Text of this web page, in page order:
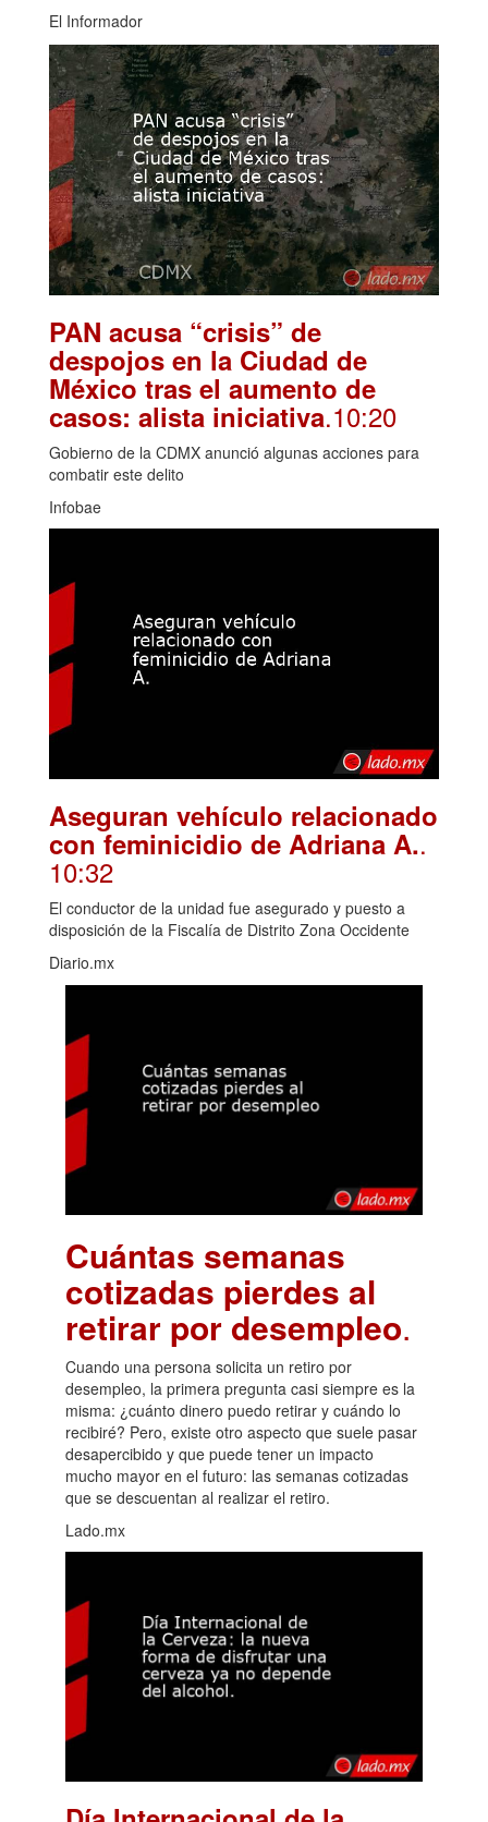
El Informador
PAN acusa “crisis” de
despojos en la Ciudad de
México tras el aumento de
casos: alista iniciativa.10:20
Gobierno de la CDMX anunció algunas acciones para
combatir este delito
Infobae
Aseguran vehículo relacionado
con feminicidio de Adriana A..
10:32
El conductor de la unidad fue asegurado y puesto a
disposición de la Fiscalía de Distrito Zona Occidente
Diario.mx
Cuántas semanas
cotizadas pierdes al
retirar por desempleo.
Cuando una persona solicita un retiro por
desempleo, la primera pregunta casi siempre es la
misma: ¿cuánto dinero puedo retirar y cuándo lo
recibiré? Pero, existe otro aspecto que suele pasar
desapercibido y que puede tener un impacto
mucho mayor en el futuro: las semanas cotizadas
que se descuentan al realizar el retiro.
Lado.mx